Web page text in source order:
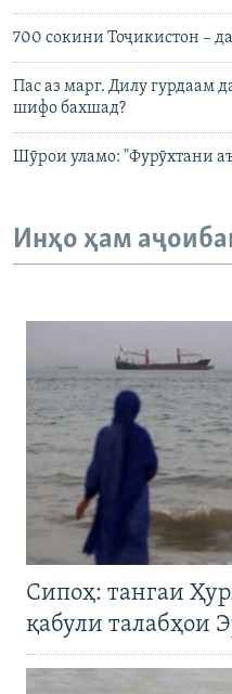
700 сокини Тоҷикистон –
Пас аз марг. Дилу гурдаам
шифо бахшад?
Шӯрои уламо: "Фурӯхтани
Инҳо ҳам
Сипоҳ: тангаи
қабули талабҳои